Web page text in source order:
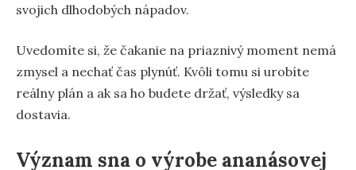
svojich dlhodobých nápadov.
Uvedomíte si, že čakanie na priaznivý moment nemá
zmysel a nechať čas plynúť. Kvôli tomu si urobíte
reálny plán a ak sa ho budete držať, výsledky sa
dostavia.
Význam sna o výrobe ananásovej